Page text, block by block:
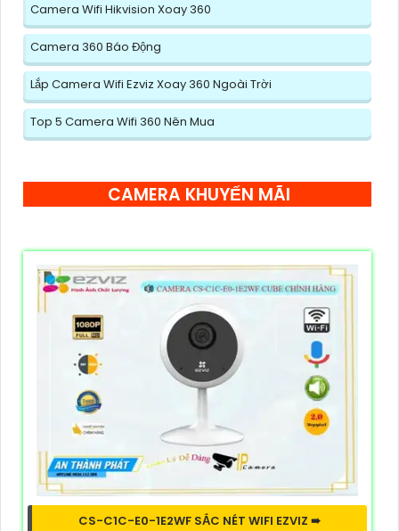
Camera Wifi Hikvision Xoay 360
Camera 360 Báo Động
Lắp Camera Wifi Ezviz Xoay 360 Ngoài Trời
Top 5 Camera Wifi 360 Nên Mua
CAMERA KHUYẾN MÃI
CS-C1C-E0-1E2WF SẮC NÉT WIFI EZVIZ ➠